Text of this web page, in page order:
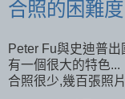
合照的困難度
Peter Fu與史迪普出
有一個很大的特色...
合照很少,幾百張照